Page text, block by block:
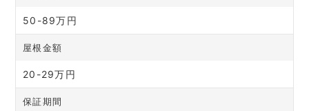
50-89万円
屋根金額
20-29万円
保証期間